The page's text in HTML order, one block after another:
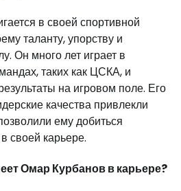
в своей спортивной
таланту, упорству и
Он много лет играет в
таких как ЦСКА, и
на игровом поле. Его
качества привлекли
ему добиться
своей карьере.
Омар Курбанов в карьере?